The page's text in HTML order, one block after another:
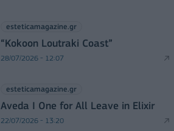
esteticamagazine.gr
“Kokoon Loutraki Coast”
28/07/2026 - 12:07
esteticamagazine.gr
Aveda I One for All Leave in Elixir
22/07/2026 - 13:20